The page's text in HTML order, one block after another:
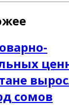
сомов